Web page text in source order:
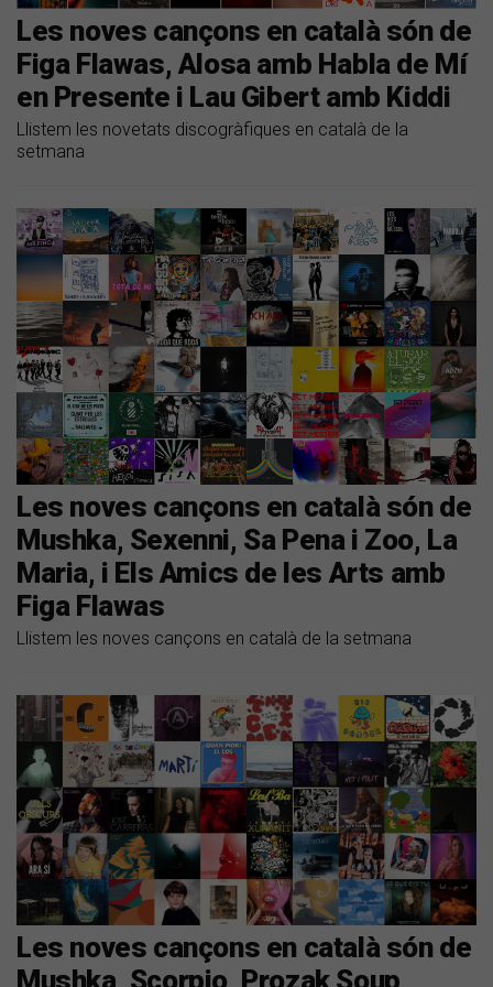
Les noves cançons en català són de
Figa Flawas, Alosa amb Habla de Mí
en Presente i Lau Gibert amb Kiddi
Llistem les novetats discogràfiques en català de la
setmana
Les noves cançons en català són de
Mushka, Sexenni, Sa Pena i Zoo, La
Maria, i Els Amics de les Arts amb
Figa Flawas
Llistem les noves cançons en català de la setmana
Les noves cançons en català són de